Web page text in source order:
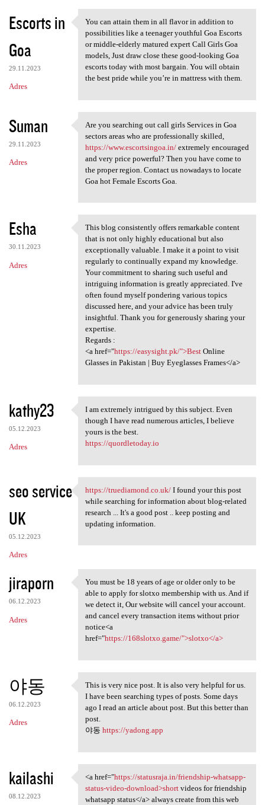
Escorts in
Goa
29.11.2023
Adres
You can attain them in all
You can attain them in all flavor in addition to
possibilities like a teenager youthful Goa Escorts
or middle-elderly matured expert Call Girls Goa
models, Just draw close these good-looking Goa
escorts today with most bargain. You will obtain
the best pride while you’re in mattress with them.
Suman
29.11.2023
Adres
Are you searching out call
Are you searching out call girls Services in Goa
sectors areas who are professionally skilled,
https://www.escortsingoa.in/extremely encouraged
and very price powerful? Then you have come to
the proper region. Contact us nowadays to locate
Goa hot Female Escorts Goa.
Esha
30.11.2023
Adres
This blog consistently offers
This blog consistently offers remarkable content
that is not only highly educational but also
exceptionally valuable. I make it a point to visit
regularly to continually expand my knowledge.
Your commitment to sharing such useful and
intriguing information is greatly appreciated. I've
often found myself pondering various topics
discussed here, and your advice has been truly
insightful. Thank you for generously sharing your
expertise.
Regards :
<a href="https://easysight.pk/">BestOnline
Glasses in Pakistan | Buy Eyeglasses Frames</a>
kathy23
05.12.2023
Adres
I am extremely intrigued by
I am extremely intrigued by this subject. Even
though I have read numerous articles, I believe
yours is the best.
https://quordletoday.io
seo service
UK
05.12.2023
Adres
https://truediamond.co.uk/ I
https://truediamond.co.uk/I found your this post
while searching for information about blog-related
research ... It's a good post .. keep posting and
updating information.
jiraporn
06.12.2023
Adres
You must be 18 years of age
You must be 18 years of age or older only to be
able to apply for slotxo membership with us. And if
we detect it, Our website will cancel your account.
and cancel every transaction items without prior
notice<a
href="https://168slotxo.game/">slotxo</a>
야동
06.12.2023
Adres
This is very nice post. It is
This is very nice post. It is also very helpful for us.
I have been searching types of posts. Some days
ago I read an article about post. But this better than
post.
야동 https://yadong.app
kailashi
08.12.2023
<a href="https://statusraja
<a href="https://statusraja.in/friendship-whatsapp-
status-video-download>shortvideos for friendship
whatsapp status</a> always create from this web